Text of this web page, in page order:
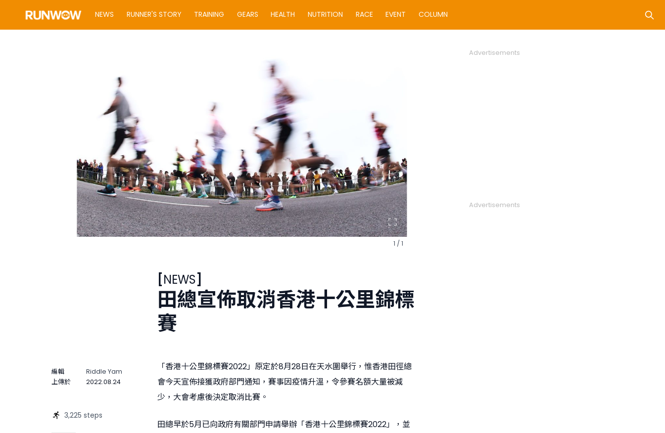
NEWS RUNNER'S STORY TRAINING GEARS HEALTH NUTRITION RACE EVENT COLUMN
1 / 1
[NEWS]
田總宣佈取消香港十公里錦標
賽
編輯
Riddle Yam
上傳於
2022.08.24
3,225 steps
「香港十公里錦標賽2022」原定於8月28日在天水圍舉行，惟香港田徑總
會今天宣佈接獲政府部門通知，賽事因疫情升溫，令參賽名額大量被減
少，大會考慮後決定取消比賽。
田總早於5月已向政府有關部門申請舉辦「香港十公里錦標賽2022」，並
Advertisements
Advertisements